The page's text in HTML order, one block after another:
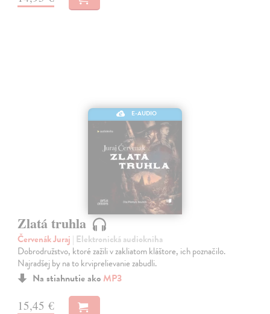
E-AUDIO
Zlatá truhla
Červenák Juraj | Elektronická audiokniha
Dobrodružstvo, ktoré zažili v zakliatom kláštore, ich poznačilo.
Najradšej by na to krviprelievanie zabudli.
Na stiahnutie ako MP3
15,45 €